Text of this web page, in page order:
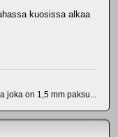
kuosissa alkaa
joka on 1,5 mm paksu...